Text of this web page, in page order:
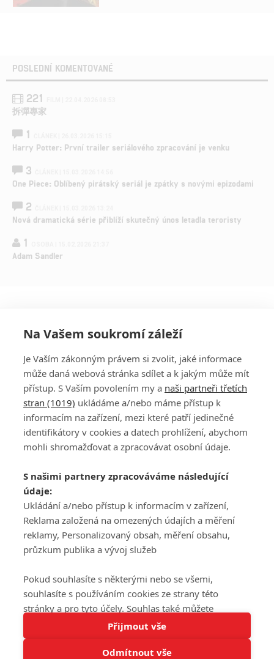
Tato stránka používá soubory cookies.
POSLEDNÍ KOMENTOVANÉ
221
拆彈專家
1
Harry Potter: První trailer seriálového zpracování je venku
3
One Piece: Oblíbený pirátský seriál je zpátky s novými epizodami
2
Nová dramatická série přiblíží skutečný únos letadla teroristy
1
Adam Sandler
PŘIHLÁSIT
REGISTROVAT
DISKUZE
Šéfredaktorkou webu jePetr Slavík, e-mailserialy@fandimefilmu.cz
Máte-li zájem o inzerci na našem webu napište nám na e-mail
studio@koncal.com
Ochrana osobních údajů|Zásady používání cookies |Pravidla webu
Upravit nastavení soukromí
© 2016 – 2026 FandimeSerialum.cz / All rights reserved /
Na Vašem soukromí záleží
Je Vaším zákonným právem si zvolit, jaké informace
může daná webová stránka sdílet a k jakým může mít
přístup. S Vaším povolením my a naši partneři třetích
stran (1019) ukládáme a/nebo máme přístup k
informacím na zařízení, mezi které patří jedinečné
identifikátory v cookies a datech prohlížení, abychom
mohli shromažďovat a zpracovávat osobní údaje.
S našimi partnery zpracováváme následující
údaje:
Ukládání a/nebo přístup k informacím v zařízení,
Reklama založená na omezených údajích a měření
reklamy, Personalizovaný obsah, měření obsahu,
průzkum publika a vývoj služeb
Pokud souhlasíte s některými nebo se všemi,
souhlasíte s používáním cookies ze strany této
stránky a pro tyto účely. Souhlas také můžete
odmítnout, ale v takovém případě vám na stránce
nebudou k dispozici některé personalizované funkce.
Vaše volby souhlasu se budou vztahovat pouze na
Přijmout vše
Odmítnout vše